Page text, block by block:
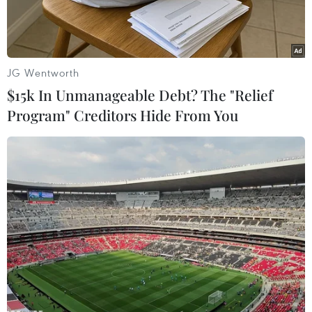
Phong cách thời trang vẫn luôn được xem là lớp
“make-up” tuyệt vời để phái đẹp tự tin khẳng
định cá tính bản thân.
Giữa làn gió E-girl hiện đại, Soft Girl nữ tính
hay Baddie aesthetic ngạo nghễ, làng mốt năm
nay còn đón chào sự trở lại của nhiều cảm hứng
hoài niệm độc đáo.
JG Wentworth
$15k In Unmanageable Debt? The "Relief
Program" Creditors Hide From You